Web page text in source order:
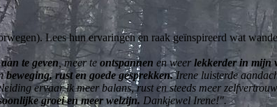
Lees hun ervaringen en raak geïnspireerd wat
te geven , meer te ontspannen en weerlekkerder in mijn
beweging, rust en goede gesprekken.Irene luisterde
ervaar ik meer balans, rust en steeds meer
groei en meer welzijn. Dankjewel Irene!".